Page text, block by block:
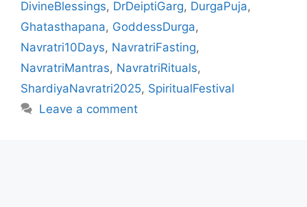
DivineBlessings, DrDeiptiGarg, DurgaPuja,
Ghatasthapana, GoddessDurga,
Navratri10Days, NavratriFasting,
NavratriMantras, NavratriRituals,
ShardiyaNavratri2025, SpiritualFestival
Leave a comment